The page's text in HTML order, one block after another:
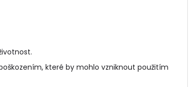
které by mohlo vzniknout použitím